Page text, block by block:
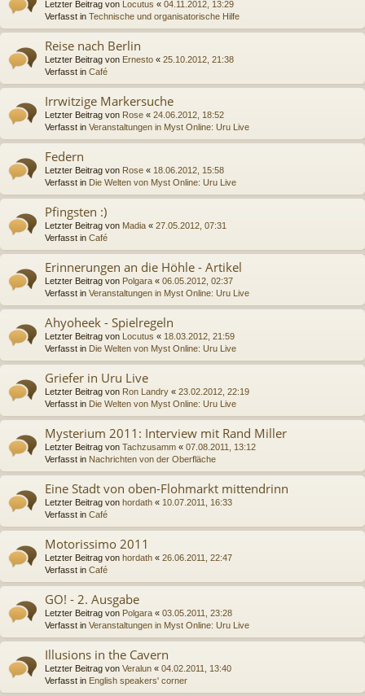
Letzter Beitrag von Locutus « 04.11.2012, 13:29
Verfasst in Technische und organisatorische Hilfe
Reise nach Berlin
Letzter Beitrag von Ernesto « 25.10.2012, 21:38
Verfasst in Café
Irrwitzige Markersuche
Letzter Beitrag von Rose « 24.06.2012, 18:52
Verfasst in Veranstaltungen in Myst Online: Uru Live
Federn
Letzter Beitrag von Rose « 18.06.2012, 15:58
Verfasst in Die Welten von Myst Online: Uru Live
Pfingsten :)
Letzter Beitrag von Madia « 27.05.2012, 07:31
Verfasst in Café
Erinnerungen an die Höhle - Artikel
Letzter Beitrag von Polgara « 06.05.2012, 02:37
Verfasst in Veranstaltungen in Myst Online: Uru Live
Ahyoheek - Spielregeln
Letzter Beitrag von Locutus « 18.03.2012, 21:59
Verfasst in Die Welten von Myst Online: Uru Live
Griefer in Uru Live
Letzter Beitrag von Ron Landry « 23.02.2012, 22:19
Verfasst in Die Welten von Myst Online: Uru Live
Mysterium 2011: Interview mit Rand Miller
Letzter Beitrag von Tachzusamm « 07.08.2011, 13:12
Verfasst in Nachrichten von der Oberfläche
Eine Stadt von oben-Flohmarkt mittendrinn
Letzter Beitrag von hordath « 10.07.2011, 16:33
Verfasst in Café
Motorissimo 2011
Letzter Beitrag von hordath « 26.06.2011, 22:47
Verfasst in Café
GO! - 2. Ausgabe
Letzter Beitrag von Polgara « 03.05.2011, 23:28
Verfasst in Veranstaltungen in Myst Online: Uru Live
Illusions in the Cavern
Letzter Beitrag von Veralun « 04.02.2011, 13:40
Verfasst in English speakers' corner